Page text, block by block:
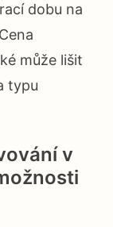
dobu na
může lišit
typu
v